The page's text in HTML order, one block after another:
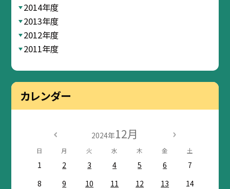
2014年度
2013年度
2012年度
2011年度
カレンダー
2024年12月
日 月 火 水 木 金 土
1 2 3 4 5 6
7
8
9 10 11 12 13
14